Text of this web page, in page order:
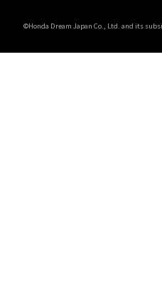
©Honda Dream Japan Co., Ltd. and its